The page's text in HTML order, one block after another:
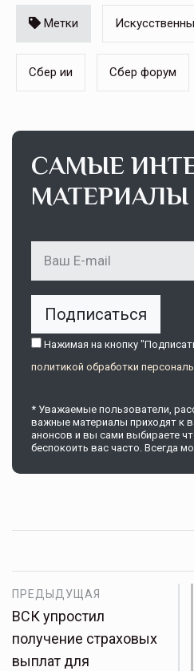
Метки
Сбер ии Сбер форум
САМЫЕ
МАТЕРИАЛЫ
Подписаться
Нажимая на кнопку
политикой обработки
* Уважаемые пользователи,
важные материалы приходят к
анонсов и вы сами выбираете
беспокоить вас часто. Всегда
ПРЕДЫДУЩАЯ
ВСК упростил
получение страховых
выплат для